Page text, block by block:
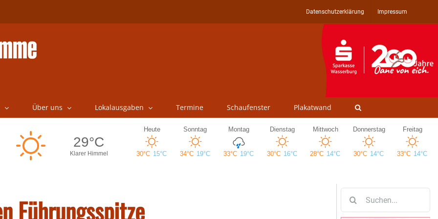
Datenschutzerklärung Impressum
Über uns Lokalausgaben Termine Schaufenster Plakatwand
Führungsspitze
nach: